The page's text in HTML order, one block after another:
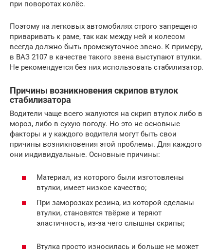
при поворотах колёс.
Поэтому на легковых автомобилях строго запрещено
приваривать к раме, так как между ней и колесом
всегда должно быть промежуточное звено. К примеру,
в ВАЗ 2107 в качестве такого звена выступают втулки.
Не рекомендуется без них использовать стабилизатор.
Причины возникновения скрипов втулок
стабилизатора
Водители чаще всего жалуются на скрип втулок либо в
мороз, либо в сухую погоду. Но это не основные
факторы и у каждого водителя могут быть свои
причины возникновения этой проблемы. Для каждого
они индивидуальные. Основные причины:
Материал, из которого были изготовлены
втулки, имеет низкое качество;
При заморозках резина, из которой сделаны
втулки, становятся твёрже и теряют
эластичность, из-за чего слышны скрипы;
Втулка просто износилась и больше не может